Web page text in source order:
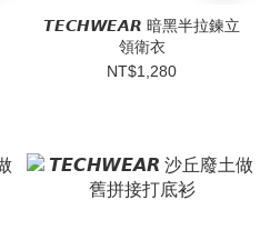
𝙏𝙀𝘾𝙃𝙒𝙀𝘼𝙍 暗黑半拉鍊立
領衛衣
NT$1,280